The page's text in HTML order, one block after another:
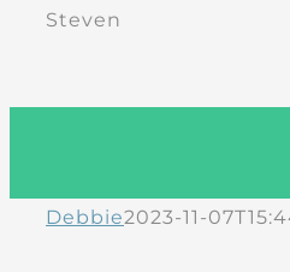
Steven
Debbie2023-11-